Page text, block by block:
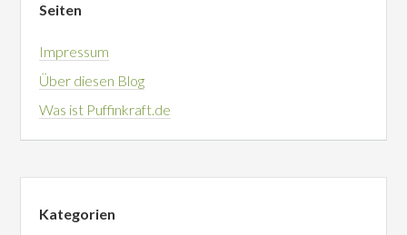
Seiten
Impressum
Über diesen Blog
Was ist Puffinkraft.de
Kategorien